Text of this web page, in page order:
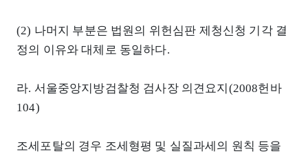
(2) 나머지 부분은 법원의 위헌심판 제청신청 기각 결
정의 이유와 대체로 동일하다.
라. 서울중앙지방검찰청 검사장 의견요지(2008헌바
104)
조세포탈의 경우 조세형평 및 실질과세의 원칙 등을